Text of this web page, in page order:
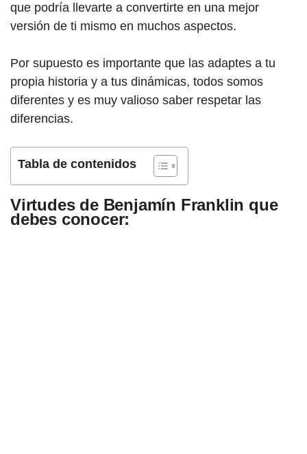
que podría llevarte a convertirte en una mejor
versión de ti mismo en muchos aspectos.
Por supuesto es importante que las adaptes a tu
propia historia y a tus dinámicas, todos somos
diferentes y es muy valioso saber respetar las
diferencias.
Tabla de contenidos
Virtudes de Benjamín Franklin que
debes conocer: